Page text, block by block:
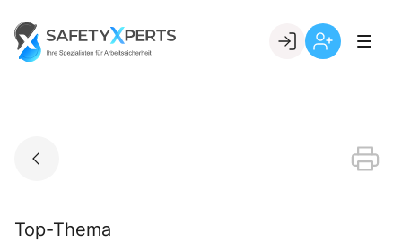
content
Go to landing page.
Top-Thema